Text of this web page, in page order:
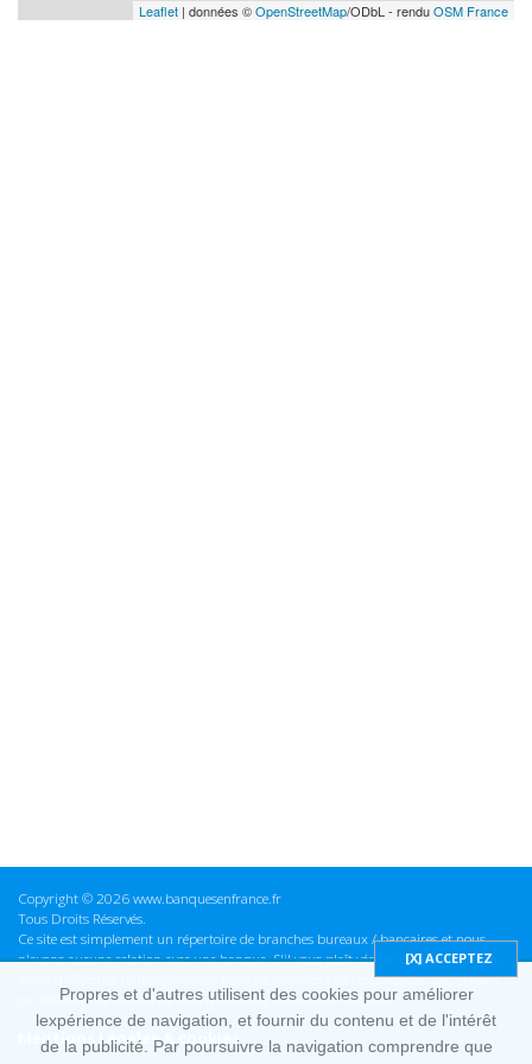
Leaflet | données ©OpenStreetMap/ODbL - renduOSM France
Copyright © 2026 www.banquesenfrance.fr
Tous Droits Réservés.
Ce site est simplement un répertoire de branches bureaux / bancaires et nous
n'avons aucune relation avec une banque. S'il vous plaît vérifier ces informations
avant d'effectuer toute opération, nous ne sommes pas responsables des erreurs
ou des omissions dans les informations que nous fournissons.
Mentions Légales & cookies
Propres et d'autres utilisent des cookies pour améliorer
lexpérience de navigation, et fournir du contenu et de l'intérêt
de la publicité. Par poursuivre la navigation comprendre que